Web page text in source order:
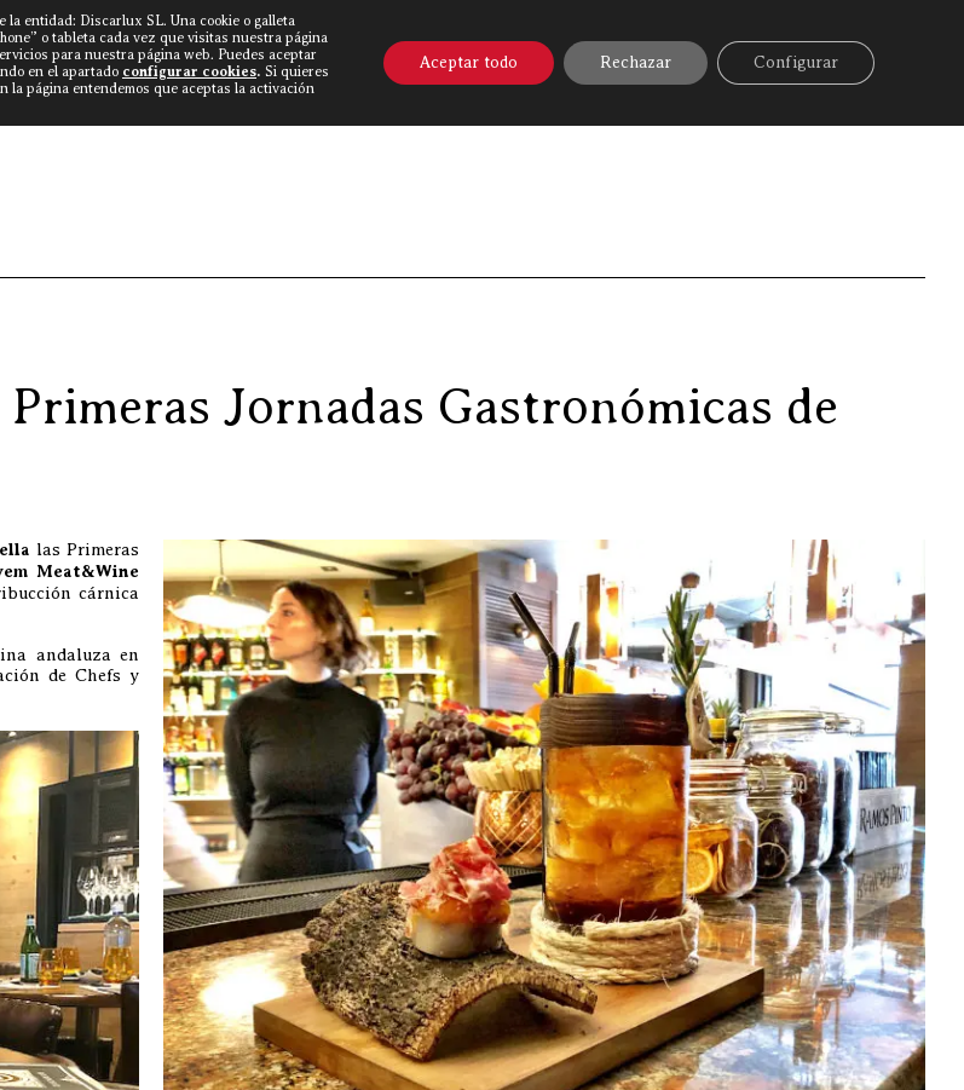
CONTACTO
Jornadas Gastronómicas de
las Primeras
Meat&Wine
cárnica
andaluza en
de Chefs y
entidad: Discarlux SL. Una cookie o galleta
o tableta cada vez que visitas nuestra página
para nuestra página web. Puedes aceptar
en el apartado configurar cookies. Si quieres
la página entendemos que aceptas la activación
Aceptar todo Rechazar Configurar